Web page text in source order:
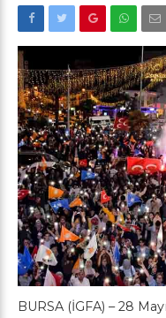
BURSA (İGFA) – 28